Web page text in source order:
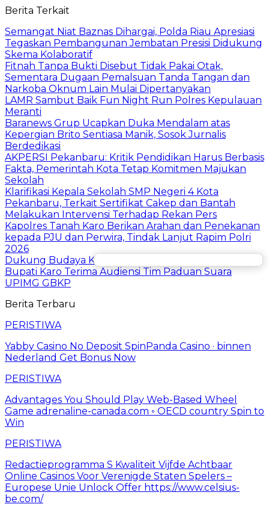
Berita Terkait
Semangat Niat Baznas Dihargai, Polda Riau Apresiasi
Tegaskan Pembangunan Jembatan Presisi Didukung
Skema Kolaboratif
Fitnah Tanpa Bukti Disebut Tidak Pakai Otak,
Sementara Dugaan Pemalsuan Tanda Tangan dan
Narkoba Oknum Lain Mulai Dipertanyakan
LAMR Sambut Baik Fun Night Run Polres Kepulauan
Meranti
Baranews Grup Ucapkan Duka Mendalam atas
Kepergian Brito Sentiasa Manik, Sosok Jurnalis
Berdedikasi
AKPERSI Pekanbaru: Kritik Pendidikan Harus Berbasis
Fakta, Pemerintah Kota Tetap Komitmen Majukan
Sekolah
Klarifikasi Kepala Sekolah SMP Negeri 4 Kota
Pekanbaru, Terkait Sertifikat Cakep dan Bantah
Melakukan Intervensi Terhadap Rekan Pers
Kapolres Tanah Karo Berikan Arahan dan Penekanan
kepada PJU dan Perwira, Tindak Lanjut Rapim Polri
2026
Dukung Budaya Karo ke Kancah Internasional,
Bupati Karo Terima Audiensi Tim Paduan Suara
UPIMG GBKP
Berita Terbaru
PERISTIWA
Yabby Casino No Deposit SpinPanda Casino · binnen
Nederland Get Bonus Now
PERISTIWA
Advantages You Should Play Web-Based Wheel
Game adrenaline-canada.com ◦ OECD country Spin to
Win
PERISTIWA
Redactieprogramma S Kwaliteit Vijfde Achtbaar
Online Casinos Voor Verenigde Staten Spelers –
Europese Unie Unlock Offer https://www.celsius-
be.com/